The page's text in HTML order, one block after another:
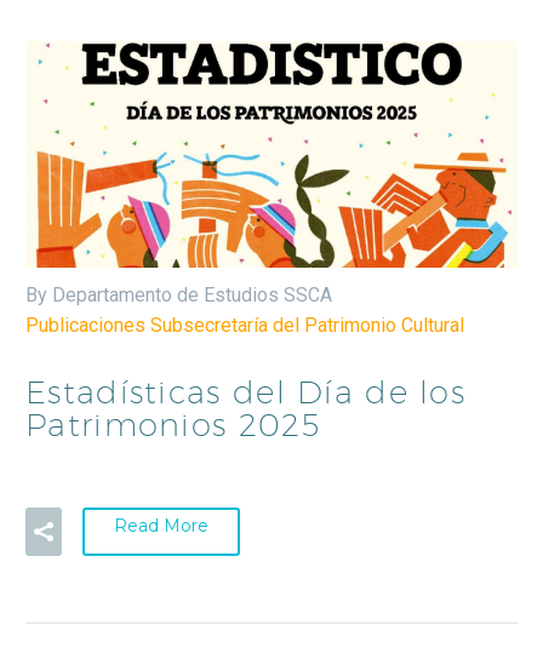
By Departamento de Estudios SSCA
Publicaciones Subsecretaría del Patrimonio Cultural
Estadísticas del Día de los
Patrimonios 2025
Read More